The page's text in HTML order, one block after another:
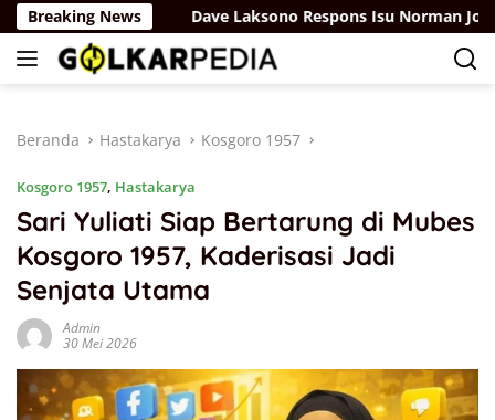
Langsung
ke
konten
Breaking NewsDave Laksono Respons Isu Norman Joesoef
Beranda Hastakarya Kosgoro 1957
Kosgoro 1957, Hastakarya
Sari Yuliati Siap Bertarung di Mubes
Kosgoro 1957, Kaderisasi Jadi
Senjata Utama
Admin
30 Mei 2026